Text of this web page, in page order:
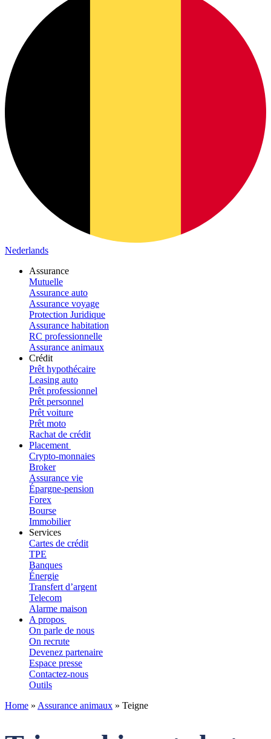
Nederlands
Assurance
Mutuelle
Assurance auto
Assurance voyage
Protection Juridique
Assurance habitation
RC professionnelle
Assurance animaux
Crédit
Prêt hypothécaire
Leasing auto
Prêt professionnel
Prêt personnel
Prêt voiture
Prêt moto
Rachat de crédit
Placement
Crypto-monnaies
Broker
Assurance vie
Épargne-pension
Forex
Bourse
Immobilier
Services
Cartes de crédit
TPE
Banques
Énergie
Transfert d’argent
Telecom
Alarme maison
A propos
On parle de nous
On recrute
Devenez partenaire
Espace presse
Contactez-nous
Outils
Home » Assurance animaux » Teigne